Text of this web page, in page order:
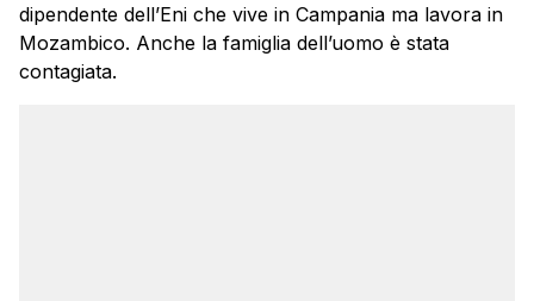
dipendente dell’Eni che vive in Campania ma lavora in
Mozambico. Anche la famiglia dell’uomo è stata
contagiata.